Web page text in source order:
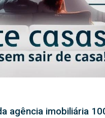
agência imobiliária